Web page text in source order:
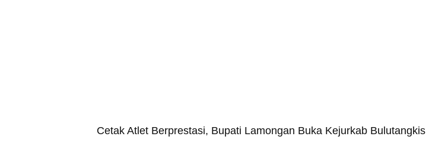
Cetak Atlet Berprestasi, Bupati Lamongan Buka Kejurkab Bulutangkis